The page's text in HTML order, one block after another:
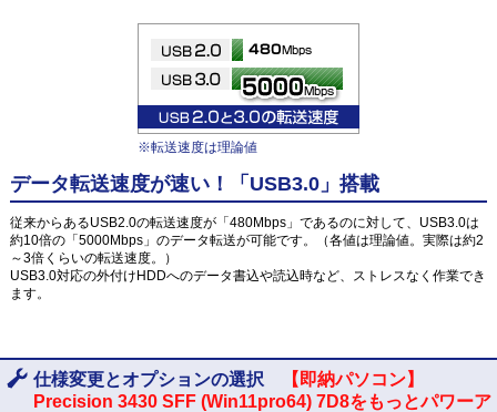
※転送速度は理論値
データ転送速度が速い！「USB3.0」搭載
従来からあるUSB2.0の転送速度が「480Mbps」であるのに対して、USB3.0は
約10倍の「5000Mbps」のデータ転送が可能です。（各値は理論値。実際は約2
～3倍くらいの転送速度。）
USB3.0対応の外付けHDDへのデータ書込や読込時など、ストレスなく作業でき
ます。
仕様変更とオプションの選択
【即納パソコン】
Precision 3430 SFF (Win11pro64) 7D8をもっとパワーア